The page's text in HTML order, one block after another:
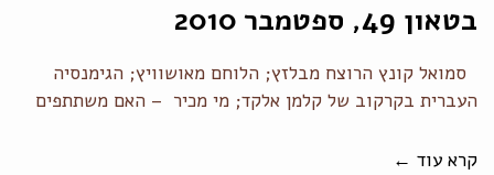
בטאון 49, ספטמבר 2010
סמואל קונץ הרוצח מבלזץ; הלוחם מאושוויץ; הגימנסיה
העברית בקרקוב של קלמן אלקד; מי מכיר – האם משתתפים
קרא עוד ←